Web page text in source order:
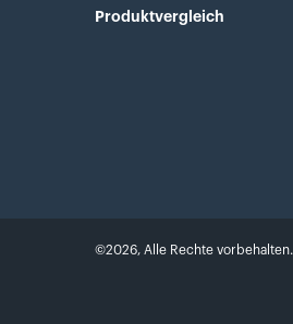
Produktvergleich
©2026, Alle Rechte vorbehalten.